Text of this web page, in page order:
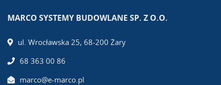
MARCO SYSTEMY BUDOWLANE SP. Z O.O.
ul. Wrocławska 25, 68-200 Żary
68 363 00 86
marco@e-marco.pl